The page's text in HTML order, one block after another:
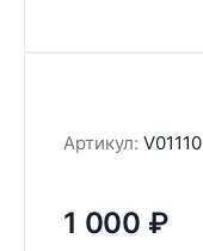
Артикул: V01110
1 000 ₽